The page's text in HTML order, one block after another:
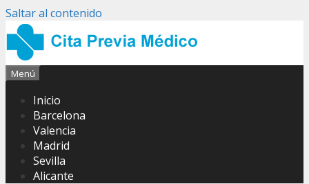
Saltar al contenido
Menú
Inicio
Barcelona
Valencia
Madrid
Sevilla
Alicante